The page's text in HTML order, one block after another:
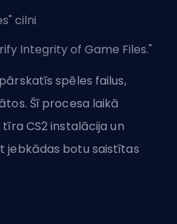
cilni
Integrity of Game Files."
spēles failus,
Šī procesa laikā
CS2 instalācija un
jebkādas botu saistītas